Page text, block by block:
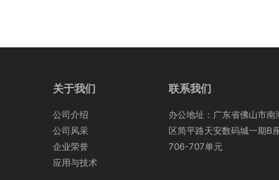
关于我们
公司介绍
公司风采
企业荣誉
应用与技术
联系我们
办公地址：广东省佛山市南
区简平路天安数码城一期B
706-707单元